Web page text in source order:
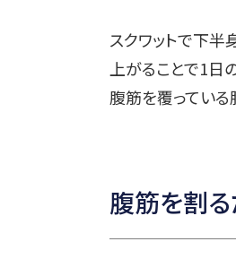
スクワットで下半
上がることで1日
腹筋を覆っている
腹筋を割